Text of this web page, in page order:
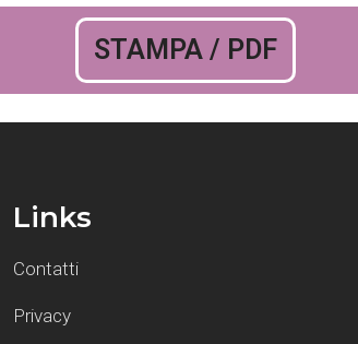
STAMPA / PDF
Links
Contatti
Privacy